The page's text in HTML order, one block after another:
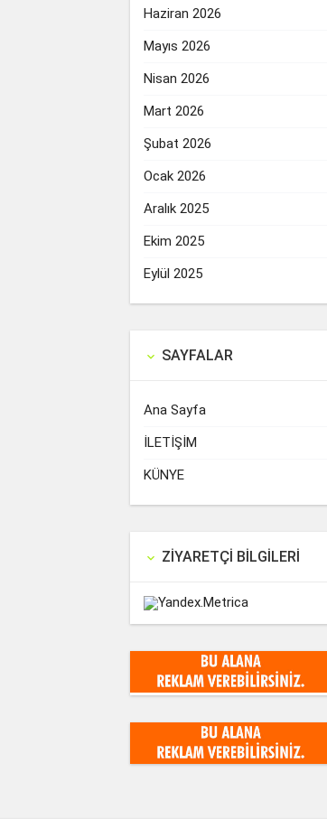
Haziran 2026
Mayıs 2026
Nisan 2026
Mart 2026
Şubat 2026
Ocak 2026
Aralık 2025
Ekim 2025
Eylül 2025
 SAYFALAR
Ana Sayfa
İLETİŞİM
KÜNYE
 ZIYARETÇI BILGILERI